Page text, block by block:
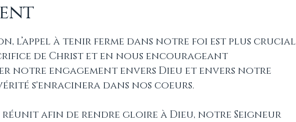
l’appel à tenir ferme dans notre foi est plus crucial
de Christ et en nous encourageant
notre engagement envers Dieu et envers notre
s'enracinera dans nos coeurs.
réunit afin de rendre gloire à Dieu, notre Seigneur